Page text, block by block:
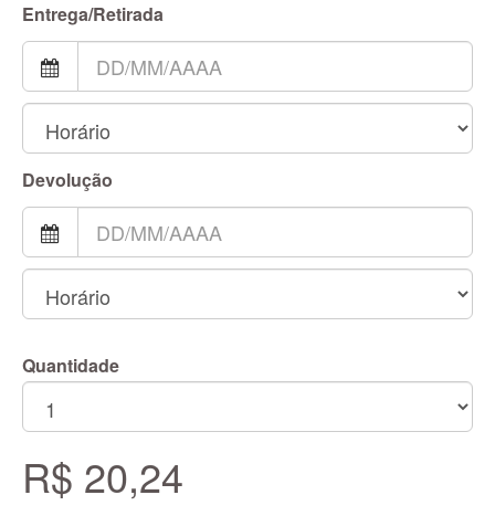
Entrega/Retirada
Devolução
Quantidade
R$ 20,24